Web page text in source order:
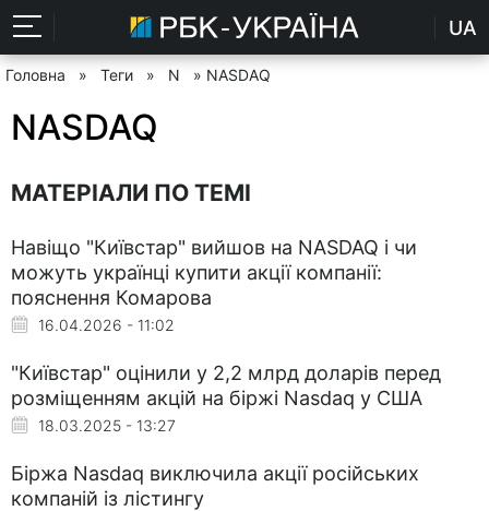
UA
Головна » Теги » N » NASDAQ
NASDAQ
МАТЕРІАЛИ ПО ТЕМІ
Навіщо "Київстар" вийшов на NASDAQ і чи
можуть українці купити акції компанії:
пояснення Комарова
16.04.2026 - 11:02
"Київстар" оцінили у 2,2 млрд доларів перед
розміщенням акцій на біржі Nasdaq у США
18.03.2025 - 13:27
Біржа Nasdaq виключила акції російських
компаній із лістингу